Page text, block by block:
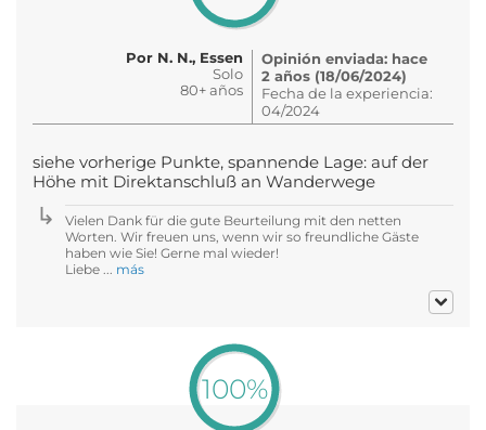
Por N. N., Essen
Solo
80+ años
Opinión enviada: hace
2 años (18/06/2024)
Fecha de la experiencia:
04/2024
siehe vorherige Punkte, spannende Lage: auf der
Höhe mit Direktanschluß an Wanderwege
Vielen Dank für die gute Beurteilung mit den netten
Worten. Wir freuen uns, wenn wir so freundliche Gäste
haben wie Sie! Gerne mal wieder!
Liebe ... más
100%